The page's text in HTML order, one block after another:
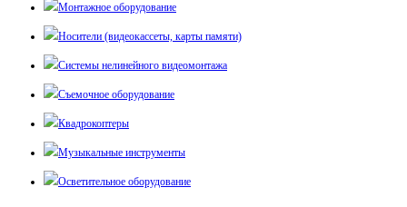
Монтажное оборудование
Носители (видеокассеты, карты памяти)
Системы нелинейного видеомонтажа
Съемочное оборудование
Квадрокоптеры
Музыкальные инструменты
Осветительное оборудование